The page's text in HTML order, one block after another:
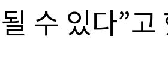
수 있다”고